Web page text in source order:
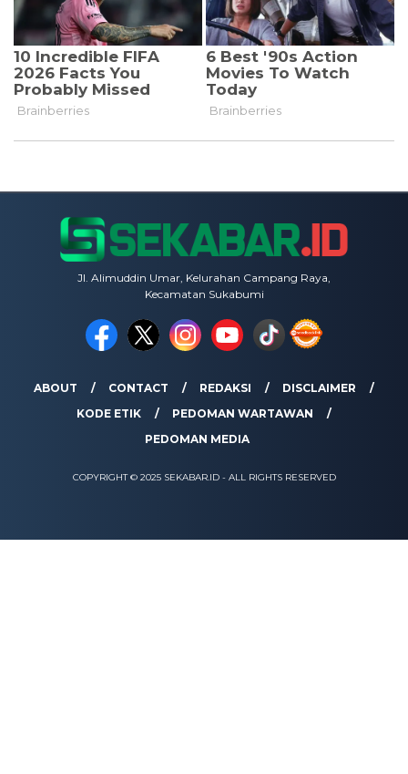
Jl. Alimuddin Umar, Kelurahan Campang Raya,
Kecamatan Sukabumi
ABOUT CONTACT REDAKSI
DISCLAIMER
KODE ETIK
PEDOMAN WARTAWAN
PEDOMAN MEDIA
COPYRIGHT © 2025 SEKABAR.ID - ALL RIGHTS RESERVED